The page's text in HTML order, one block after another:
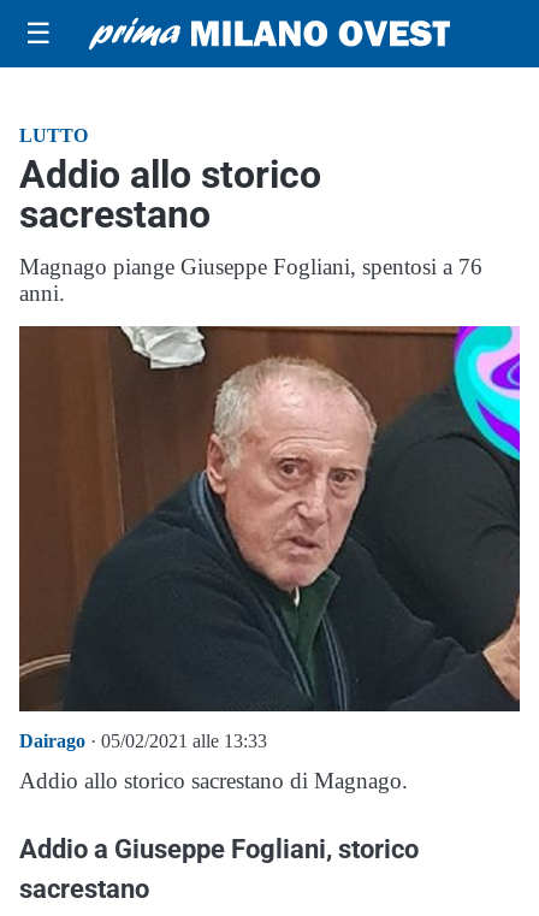
☰
LUTTO
Addio allo storico
sacrestano
Magnago piange Giuseppe Fogliani, spentosi a 76
anni.
Dairago · 05/02/2021 alle 13:33
Addio allo storico sacrestano di Magnago.
Addio a Giuseppe Fogliani, storico
sacrestano